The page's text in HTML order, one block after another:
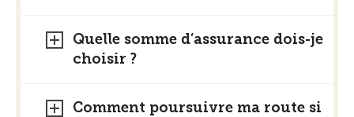
Quelle somme d’assurance dois-je
choisir ?
Comment poursuivre ma route si